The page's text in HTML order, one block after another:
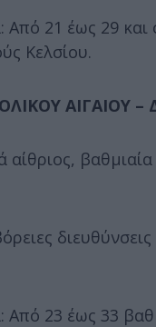
Από 21 έως 29 και
Κελσίου.
ΑΙΓΑΙΟΥ
αίθριος,
Από 23 έως 33